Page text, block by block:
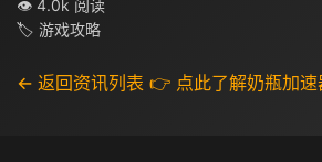
👁 4.0k 阅读
🏷 游戏攻略
← 返回资讯列表 👉 点此了解奶瓶加速